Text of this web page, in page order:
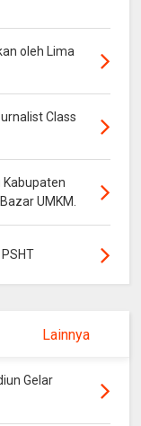
oleh Lima
Class
Kabupaten
UMKM.
Lainnya
Gelar